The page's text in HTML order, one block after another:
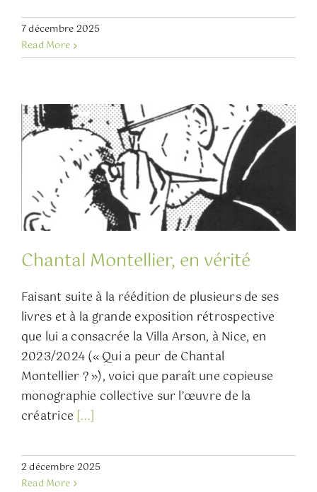
7 décembre 2025
Read More
Chantal Montellier, en vérité
Faisant suite à la réédition de plusieurs de ses
livres et à la grande exposition rétrospective
que lui a consacrée la Villa Arson, à Nice, en
2023/2024 (« Qui a peur de Chantal
Montellier ? »), voici que paraît une copieuse
monographie collective sur l’œuvre de la
créatrice [...]
2 décembre 2025
Read More